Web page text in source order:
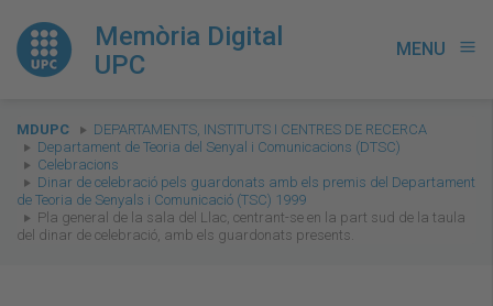
Memòria Digital
UPC
MENU menu
You
are
here:
MDUPC
DEPARTAMENTS, INSTITUTS I CENTRES DE RECERCA
Departament de Teoria del Senyal i Comunicacions (DTSC)
Celebracions
Dinar de celebració pels guardonats amb els premis del Departament
de Teoria de Senyals i Comunicació (TSC) 1999
Pla general de la sala del Llac, centrant-se en la part sud de la taula
del dinar de celebració, amb els guardonats presents.